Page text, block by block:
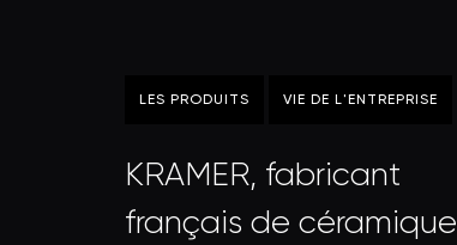
LES PRODUITS VIE DE L'ENTREPRISE
KRAMER, fabricant
français de céramique